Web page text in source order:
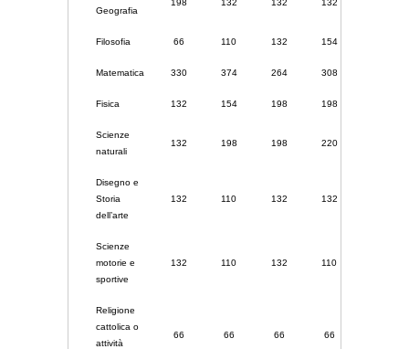
Geografia
Filosofia 66 110 132 154
Matematica 330 374 264 308
Fisica 132 154 198 198
Scienze
naturali
132 198 198 220
Disegno e
Storia
dell’arte
132 110 132 132
Scienze
motorie e
sportive
132 110 132 110
Religione
cattolica o
attività
66 66 66 66